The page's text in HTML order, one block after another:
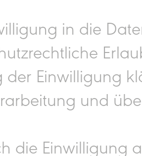
in die
der Einwilligung
und
die Einwilligung